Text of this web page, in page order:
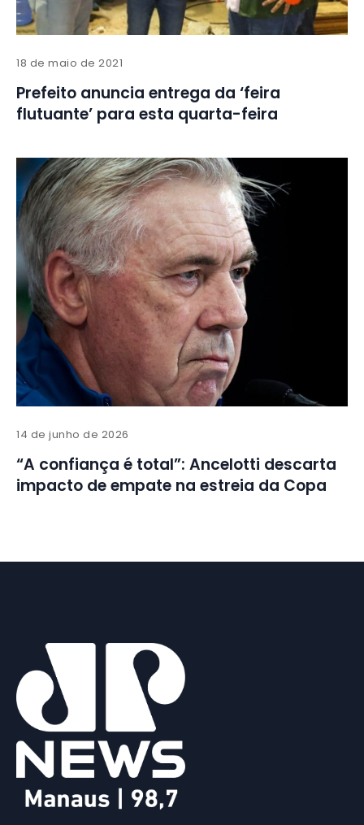
18 de maio de 2021
Prefeito anuncia entrega da ‘feira
flutuante’ para esta quarta-feira
14 de junho de 2026
“A confiança é total”: Ancelotti descarta
impacto de empate na estreia da Copa